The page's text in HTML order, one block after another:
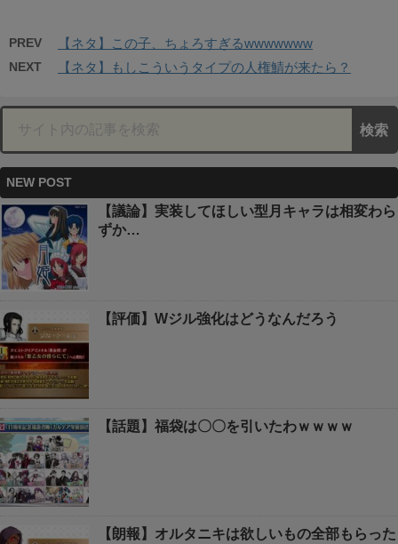
PREV 【ネタ】この子、ちょろすぎるwwwwwww
NEXT 【ネタ】もしこういうタイプの人権鯖が来たら？
NEW POST
【議論】実装してほしい型月キャラは相変わら
ずか…
【評価】Wジル強化はどうなんだろう
【話題】福袋は〇〇を引いたわｗｗｗｗ
【朗報】オルタニキは欲しいもの全部もらった